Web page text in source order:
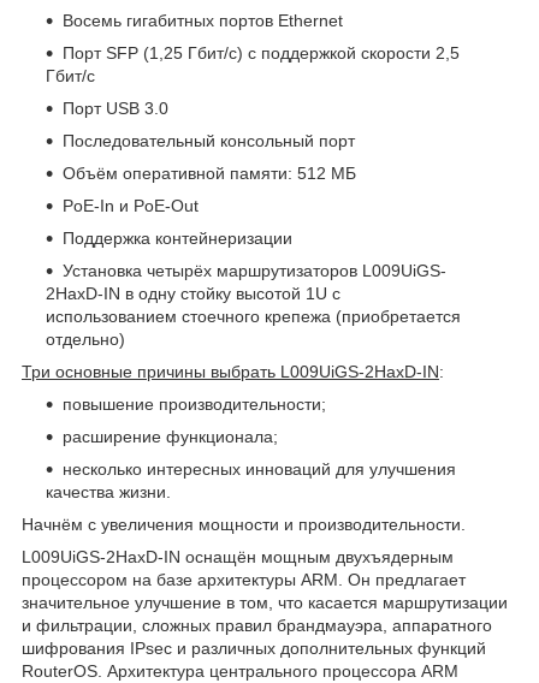
Восемь гигабитных портов Ethernet
Порт SFP (1,25 Гбит/с) с поддержкой скорости 2,5
Гбит/с
Порт USB 3.0
Последовательный консольный порт
Объём оперативной памяти: 512 МБ
PoE-In и PoE-Out
Поддержка контейнеризации
Установка четырёх маршрутизаторов L009UiGS-
2HaxD-IN в одну стойку высотой 1U с
использованием стоечного крепежа (приобретается
отдельно)
Три основные причины выбрать L009UiGS-2HaxD-IN:
повышение производительности;
расширение функционала;
несколько интересных инноваций для улучшения
качества жизни.
Начнём с увеличения мощности и производительности.
L009UiGS-2HaxD-IN оснащён мощным двухъядерным
процессором на базе архитектуры ARM. Он предлагает
значительное улучшение в том, что касается маршрутизации
и фильтрации, сложных правил брандмауэра, аппаратного
шифрования IPsec и различных дополнительных функций
RouterOS. Архитектура центрального процессора ARM